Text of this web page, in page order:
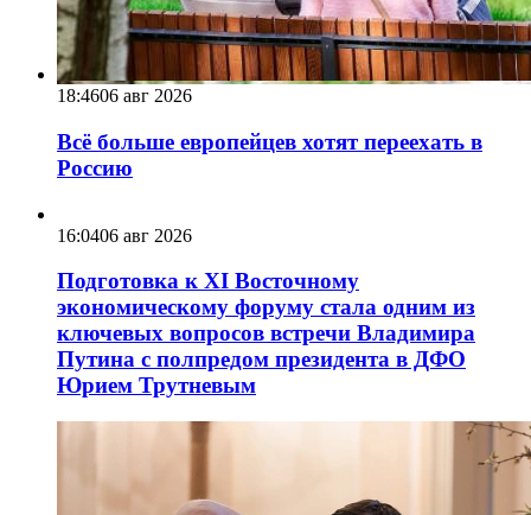
18:4606 авг 2026
Всё больше европейцев хотят переехать в
Россию
16:0406 авг 2026
Подготовка к XI Восточному
экономическому форуму стала одним из
ключевых вопросов встречи Владимира
Путина с полпредом президента в ДФО
Юрием Трутневым